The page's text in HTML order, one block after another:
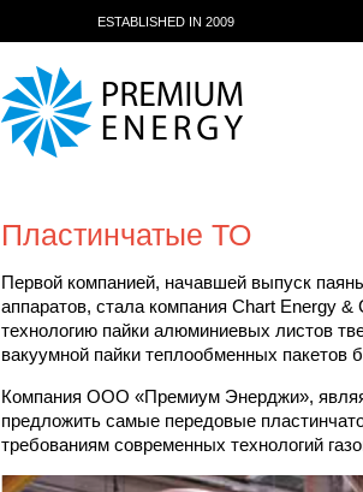
ESTABLISHED IN 2009
Пластинчатые ТО
Первой компанией, начавшей выпуск
аппаратов, стала компания Chart Energy
технологию пайки алюминиевых листов
вакуумной пайки теплообменных пакетов
Компания ООО «Премиум Энерджи»,
предложить самые передовые
требованиям современных технологий